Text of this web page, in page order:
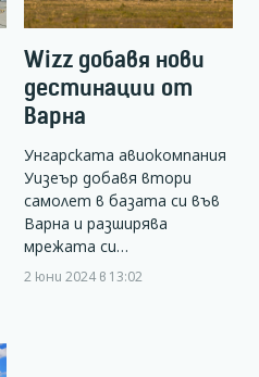
Wizz добавя нови
дестинации от
Варна
Унгарската авиокомпания
Уизеър добавя втори
самолет в базата си във
Варна и разширява
мрежата си…
2 юни 2024 в 13:02